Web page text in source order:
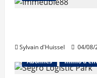
Sylvain d'Huissel
04/08/
Abonnés
Immo